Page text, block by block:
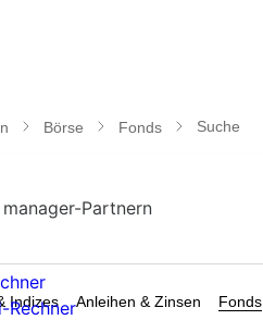
Börse Fonds Suche
Indizes Anleihen & Zinsen Fonds
Partnern
Rechner